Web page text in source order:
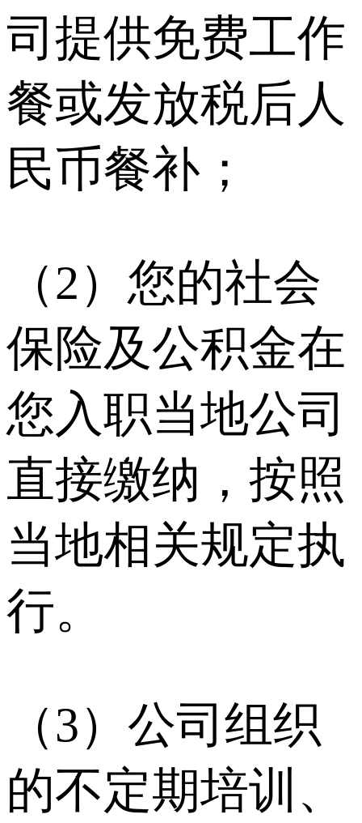
司提供免费工作
餐或发放税后人
民币餐补；
（2）您的社会
保险及公积金在
您入职当地公司
直接缴纳，按照
当地相关规定执
行。
（3）公司组织
的不定期培训、